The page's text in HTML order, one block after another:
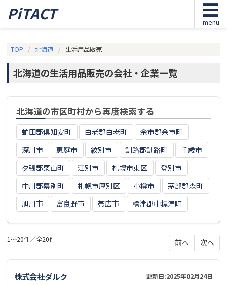
PiTACT menu
TOP 北海道 生活用品販売
北海道の生活用品販売の会社・企業一覧
北海道の市区町村から再度検索する
虻田郡倶知安町 白老郡白老町
余市郡余市町
深川市
恵庭市 紋別市 釧路郡釧路町
千歳市
夕張郡栗山町
江別市 札幌市東区
登別市
中川郡幕別町
札幌市厚別区 小樽市
茅部郡森町
旭川市
富良野市 帯広市 標津郡中標津町
1～20件／全20件 前へ 次へ
株式会社ダルク 更新日:2025年02月24日